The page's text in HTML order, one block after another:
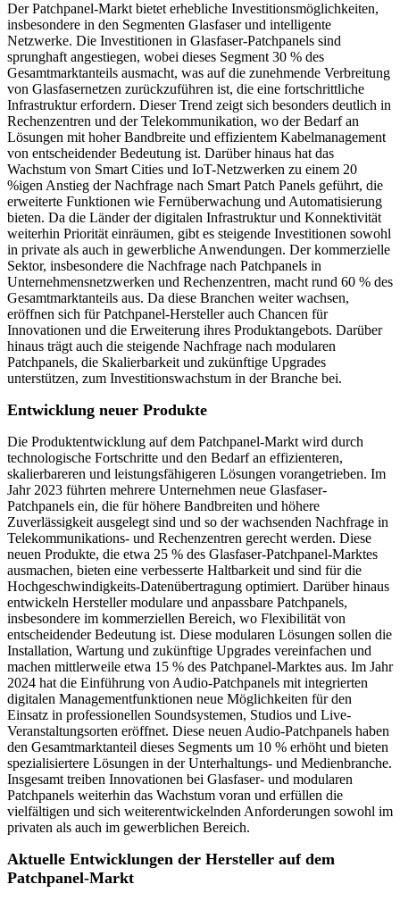
Der Patchpanel-Markt bietet erhebliche Investitionsmöglichkeiten,
insbesondere in den Segmenten Glasfaser und intelligente
Netzwerke. Die Investitionen in Glasfaser-Patchpanels sind
sprunghaft angestiegen, wobei dieses Segment 30 % des
Gesamtmarktanteils ausmacht, was auf die zunehmende Verbreitung
von Glasfasernetzen zurückzuführen ist, die eine fortschrittliche
Infrastruktur erfordern. Dieser Trend zeigt sich besonders deutlich in
Rechenzentren und der Telekommunikation, wo der Bedarf an
Lösungen mit hoher Bandbreite und effizientem Kabelmanagement
von entscheidender Bedeutung ist. Darüber hinaus hat das
Wachstum von Smart Cities und IoT-Netzwerken zu einem 20
%igen Anstieg der Nachfrage nach Smart Patch Panels geführt, die
erweiterte Funktionen wie Fernüberwachung und Automatisierung
bieten. Da die Länder der digitalen Infrastruktur und Konnektivität
weiterhin Priorität einräumen, gibt es steigende Investitionen sowohl
in private als auch in gewerbliche Anwendungen. Der kommerzielle
Sektor, insbesondere die Nachfrage nach Patchpanels in
Unternehmensnetzwerken und Rechenzentren, macht rund 60 % des
Gesamtmarktanteils aus. Da diese Branchen weiter wachsen,
eröffnen sich für Patchpanel-Hersteller auch Chancen für
Innovationen und die Erweiterung ihres Produktangebots. Darüber
hinaus trägt auch die steigende Nachfrage nach modularen
Patchpanels, die Skalierbarkeit und zukünftige Upgrades
unterstützen, zum Investitionswachstum in der Branche bei.
Entwicklung neuer Produkte
Die Produktentwicklung auf dem Patchpanel-Markt wird durch
technologische Fortschritte und den Bedarf an effizienteren,
skalierbareren und leistungsfähigeren Lösungen vorangetrieben. Im
Jahr 2023 führten mehrere Unternehmen neue Glasfaser-
Patchpanels ein, die für höhere Bandbreiten und höhere
Zuverlässigkeit ausgelegt sind und so der wachsenden Nachfrage in
Telekommunikations- und Rechenzentren gerecht werden. Diese
neuen Produkte, die etwa 25 % des Glasfaser-Patchpanel-Marktes
ausmachen, bieten eine verbesserte Haltbarkeit und sind für die
Hochgeschwindigkeits-Datenübertragung optimiert. Darüber hinaus
entwickeln Hersteller modulare und anpassbare Patchpanels,
insbesondere im kommerziellen Bereich, wo Flexibilität von
entscheidender Bedeutung ist. Diese modularen Lösungen sollen die
Installation, Wartung und zukünftige Upgrades vereinfachen und
machen mittlerweile etwa 15 % des Patchpanel-Marktes aus. Im Jahr
2024 hat die Einführung von Audio-Patchpanels mit integrierten
digitalen Managementfunktionen neue Möglichkeiten für den
Einsatz in professionellen Soundsystemen, Studios und Live-
Veranstaltungsorten eröffnet. Diese neuen Audio-Patchpanels haben
den Gesamtmarktanteil dieses Segments um 10 % erhöht und bieten
spezialisiertere Lösungen in der Unterhaltungs- und Medienbranche.
Insgesamt treiben Innovationen bei Glasfaser- und modularen
Patchpanels weiterhin das Wachstum voran und erfüllen die
vielfältigen und sich weiterentwickelnden Anforderungen sowohl im
privaten als auch im gewerblichen Bereich.
Aktuelle Entwicklungen der Hersteller auf dem
Patchpanel-Markt